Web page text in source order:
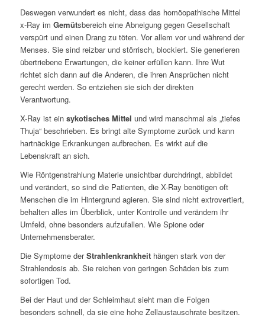
Deswegen verwundert es nicht, dass das homöopathische Mittel
x-Ray im Gemütsbereich eine Abneigung gegen Gesellschaft
verspürt und einen Drang zu töten. Vor allem vor und während der
Menses. Sie sind reizbar und störrisch, blockiert. Sie generieren
übertriebene Erwartungen, die keiner erfüllen kann. Ihre Wut
richtet sich dann auf die Anderen, die ihren Ansprüchen nicht
gerecht werden. So entziehen sie sich der direkten
Verantwortung.
X-Ray ist ein sykotisches Mittel und wird manschmal als „tiefes
Thuja“ beschrieben. Es bringt alte Symptome zurück und kann
hartnäckige Erkrankungen aufbrechen. Es wirkt auf die
Lebenskraft an sich.
Wie Röntgenstrahlung Materie unsichtbar durchdringt, abbildet
und verändert, so sind die Patienten, die X-Ray benötigen oft
Menschen die im Hintergrund agieren. Sie sind nicht extrovertiert,
behalten alles im Überblick, unter Kontrolle und verändern ihr
Umfeld, ohne besonders aufzufallen. Wie Spione oder
Unternehmensberater.
Die Symptome derStrahlenkrankheithängen stark von der
Strahlendosis ab. Sie reichen von geringen Schäden bis zum
sofortigen Tod.
Bei der Haut und der Schleimhaut sieht man die Folgen
besonders schnell, da sie eine hohe Zellaustauschrate besitzen.